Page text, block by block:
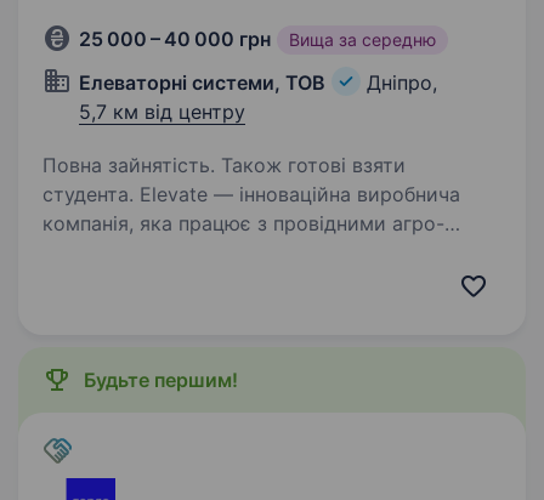
25 000 – 40 000 грн Вища за середню
Елеваторні системи, ТОВ
Дніпро,
5,7 км від центру
Повна зайнятість. Також готові взяти
студента. Elevate — інноваційна виробнича
компанія, яка працює з провідними агро-
Будьте першим!